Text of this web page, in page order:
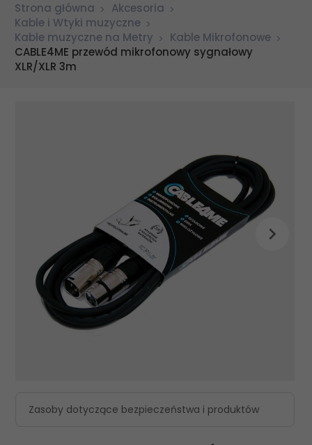
Strona główna
Akcesoria
Kable i Wtyki muzyczne
Kable muzyczne na Metry
Kable Mikrofonowe
CABLE4ME przewód mikrofonowy sygnałowy
XLR/XLR 3m
Zasoby dotyczące bezpieczeństwa i produktów